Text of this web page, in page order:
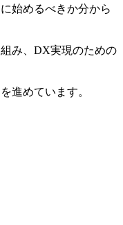
始めるべきか分から
み、DX実現のための
進めています。